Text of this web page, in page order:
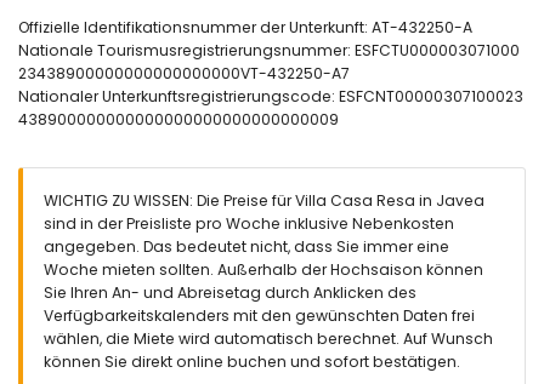
Schlafzimmer mit Doppelbett und Ventilator
Schlafzimmer mit 2 Einzelbetten und Ventilator
En-suite Badezimmer mit Einzelwaschbecken, Dusche und
Toilette
Badezimmer mit Einzelwaschbecken, Dusche und Toilette
nierenförmiger privater Pool mit einer Größe von 10m x 5m
und 2m Tiefe
Garten mit Kies, Bäumen und Gartenmöbeln mit
Sonnenliegen
Wintergarten
2 Terrassen
Außenküche und Grill
Außendusche
Offizielle Identifikationsnummer der Unterkunft: AT-432250-A
Nationale Tourismusregistrierungsnummer: ESFCTU000003071000
23438900000000000000000VT-432250-A7
Nationaler Unterkunftsregistrierungscode: ESFCNT00000307100023
438900000000000000000000000000009
WICHTIG ZU WISSEN: Die Preise für Villa Casa Resa in Javea
sind in der Preisliste pro Woche inklusive Nebenkosten
angegeben. Das bedeutet nicht, dass Sie immer eine
Woche mieten sollten. Außerhalb der Hochsaison können
Sie Ihren An- und Abreisetag durch Anklicken des
Verfügbarkeitskalenders mit den gewünschten Daten frei
wählen, die Miete wird automatisch berechnet. Auf Wunsch
können Sie direkt online buchen und sofort bestätigen.